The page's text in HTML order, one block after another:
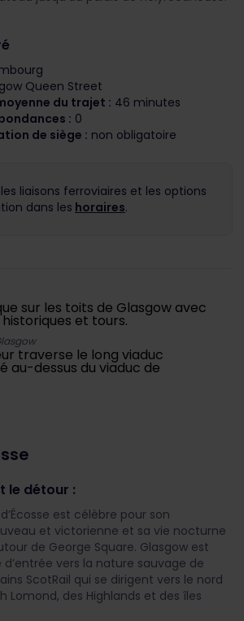
Queen Street
du trajet : 46 minutes
: 0
de siège : non obligatoire
liaisons ferroviaires et les options
dans les horaires.
le détour :
est célèbre pour son
et victorienne et sa vie nocturne
de George Square. Glasgow est
vers la nature sauvage de
ScotRail qui se dirigent vers le nord
Lomond, des Highlands et des îles